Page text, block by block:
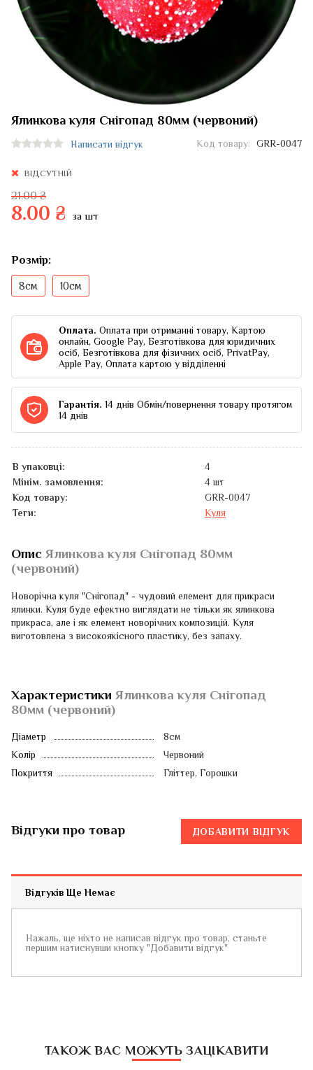
Ялинкова куля Снігопад 80мм (червоний)
Код товару: GRR-0047
Написати відгук
ВІДСУТНІЙ
8.00 ₴
21.00 ₴
за шт
Розмір:
8см 10см
Оплата. Оплата при отриманні товару, Картою
онлайн, Google Pay, Безготівкова для юридичних
осіб, Безготівкова для фізичних осіб, PrivatPay,
Apple Pay, Оплата картою у відділенні
Гарантія. 14 днів Обмін/повернення товару протягом
14 днів
В упаковці:
4
Мінім. замовлення:
4 шт
Код товару:
GRR-0047
Теги:
Куля
Опис Ялинкова куля Снігопад 80мм
(червоний)
Новорічна куля "Снігопад" - чудовий елемент для прикраси
ялинки. Куля буде ефектно виглядати не тільки як ялинкова
прикраса, але і як елемент новорічних композицій. Куля
виготовлена ​​з високоякісного пластику, без запаху.
Характеристики Ялинкова куля Снігопад
80мм (червоний)
Діаметр
8см
Колір
Червоний
Покриття
Гліттер, Горошки
Відгуки про товар ДОБАВИТИ ВІДГУК
Відгуків Ще Немає
Нажаль, ще ніхто не написав відгук про товар, станьте
першим натиснувши кнопку "Добавити відгук"
ТАКОЖ ВАС МОЖУТЬ ЗАЦІКАВИТИ